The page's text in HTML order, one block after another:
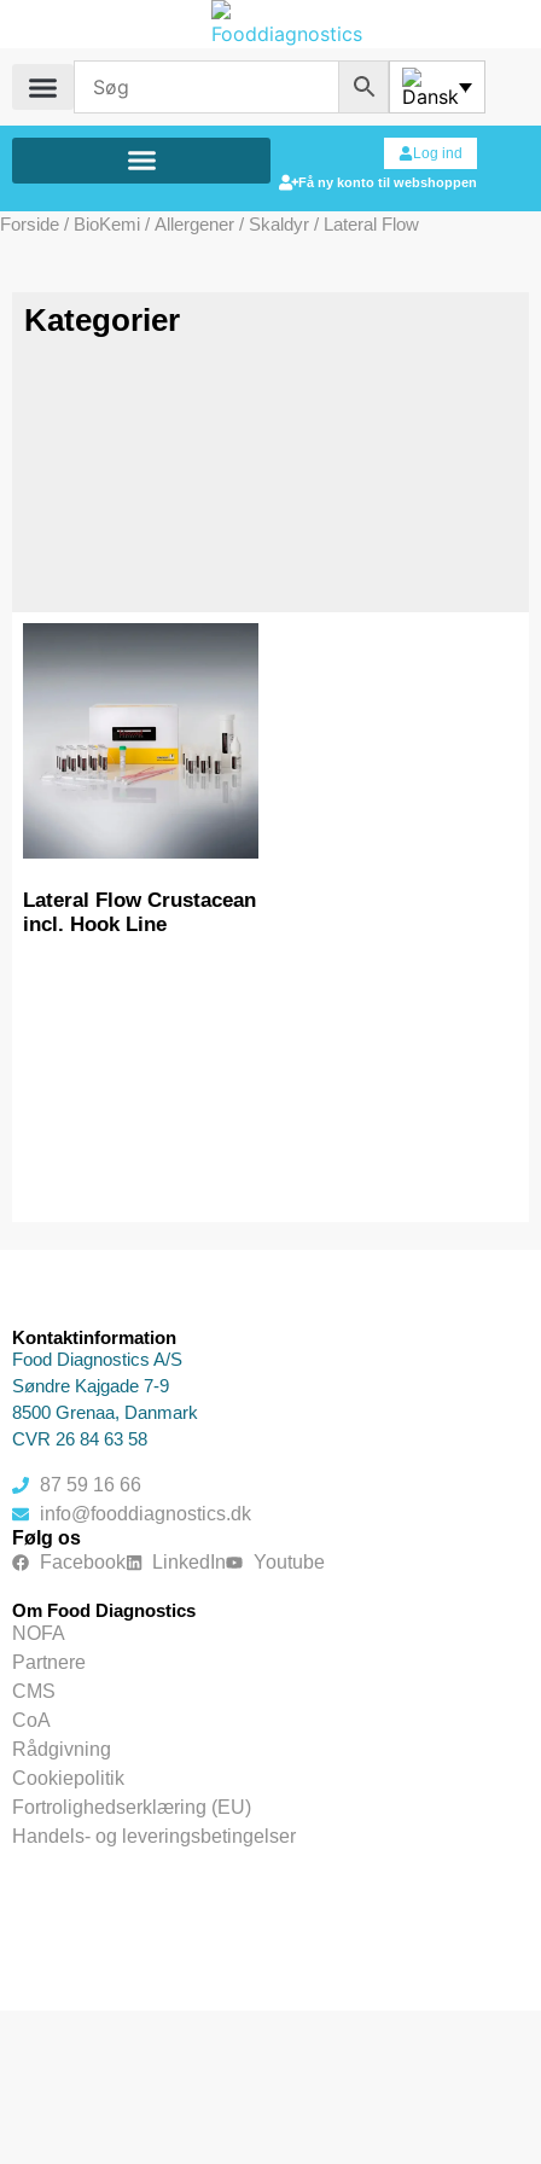
Log ind
Få ny konto til webshoppen
Forside / BioKemi / Allergener / Skaldyr / Lateral Flow
Kategorier
Lateral Flow Crustacean
incl. Hook Line
Kontaktinformation
Food Diagnostics A/S
Søndre Kajgade 7-9
8500 Grenaa, Danmark
CVR 26 84 63 58
87 59 16 66
info@fooddiagnostics.dk
Følg os
Facebook
LinkedIn Youtube
Om Food Diagnostics
NOFA
Partnere
CMS
CoA
Rådgivning
Cookiepolitik
Fortrolighedserklæring (EU)
Handels- og leveringsbetingelser